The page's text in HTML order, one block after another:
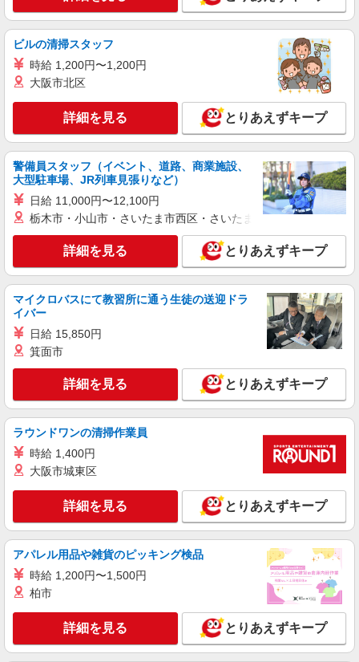
株式会社トラストグロース 新宿本社 第2営業部
有料老人ホームでの介護士
月給：209000円〜230000円 ※資格や経験な
どによる
キープ 詳細を見る
派遣社員
株式会社トラストグロース 新宿本社 第2営業部
有料老人ホームでの夜専介護士
時給：1225円〜1500円 ※資格や経験などによ
神奈川県横浜市鶴見区
キープ 詳細を見る
派遣社員
株式会社kotrio /●YK-H-1957080
尻手駅★シフト柔軟で長く働きやすいシニア向
けマンション
時給1600円〜2250円 ＜日払い有/週払い有/交
通費全支給(ガソリン代含む)＞
鶴見区内の施設でご紹介♪
キープ 詳細を見る
アルバイト パート 派遣社員 紹介予定派遣
日研トータルソーシング株式会社 メディカルケア事業部/横浜オフィ
ス
未経験・無資格OKの介護スタッフ
時給1,500円〜1,750円 ★週払いOK（規定あ
り） ※給与幅は経験・能力による
神奈川県横浜市鶴見区 【最寄駅】花月総持寺
駅 ★勤務地は3000ヶ所以上★ 自宅から通いやす
いエリアなど、お好きな勤務地をお選び下さ
キープ 詳細を見る
ビルの清掃スタッフ
時給 1,200円〜1,200円
大阪市北区
詳細を見る とりあえずキープ
警備員スタッフ（イベント、道路、商業施設、
大型駐車場、JR列車見張りなど）
日給 11,000円〜12,100円
栃木市・小山市・さいたま市西区・さいたま市岩槻区・久喜市・
詳細を見る とりあえずキープ
マイクロバスにて教習所に通う生徒の送迎ドラ
イバー
日給 15,850円
箕面市
詳細を見る とりあえずキープ
ラウンドワンの清掃作業員
時給 1,400円
大阪市城東区
詳細を見る とりあえずキープ
アパレル用品や雑貨のピッキング検品
時給 1,200円〜1,500円
柏市
詳細を見る とりあえずキープ